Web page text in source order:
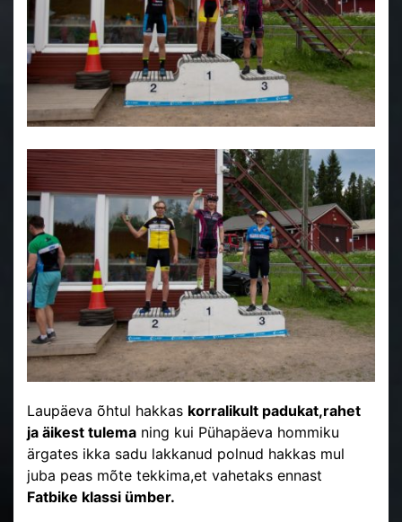
Laupäeva õhtul hakkas korralikult padukat,rahet
ja äikest tulema ning kui Pühapäeva hommiku
ärgates ikka sadu lakkanud polnud hakkas mul
juba peas mõte tekkima,et vahetaks ennast
Fatbike klassi ümber.